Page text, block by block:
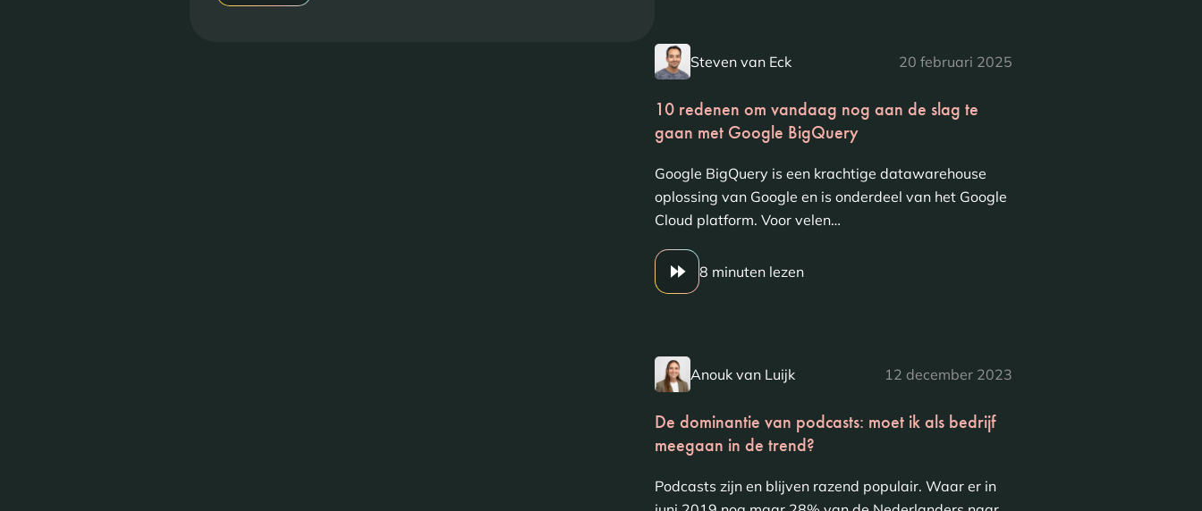
Steven van Eck 20 februari 2025
10 redenen om vandaag nog aan de slag te
gaan met Google BigQuery
Google BigQuery is een krachtige datawarehouse
oplossing van Google en is onderdeel van het Google
Cloud platform. Voor velen…
8 minuten lezen
Anouk van Luijk 12 december 2023
De dominantie van podcasts: moet ik als bedrijf
meegaan in de trend?
Podcasts zijn en blijven razend populair. Waar er in